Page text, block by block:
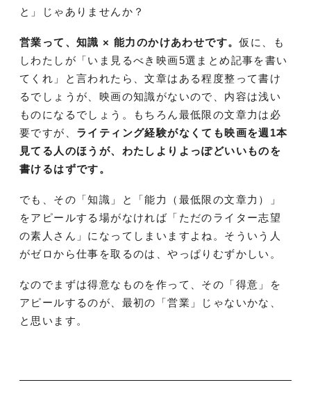
と」じゃありませんか？
営業って、知識 × 能力のかけあわせです。仮に、も
しわたしが「いま見るべき映画5選まとめ記事を書い
てくれ」と言われたら、文章はある程度整って書け
るでしょうが、映画の知識がないので、内容は浅い
ものになるでしょう。もちろん最低限の文章力は必
要ですが、 ライティング経験がなくても映画を週1本
見てる人のほうが、わたしよりよっぽどいいものを
書けるはずです。
でも、その「知識」と「能力（最低限の文章力）」
をアピールする場がなければ「ただのライター志望
の素人さん」になってしまいますよね。そういう人
がゼロから仕事を取るのは、やっぱりむずかしい。
なのでまずは得意なものを作って、その「得意」を
アピールするのが、最初の「営業」じゃないかな、
と思います。